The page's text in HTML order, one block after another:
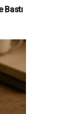
Bastı